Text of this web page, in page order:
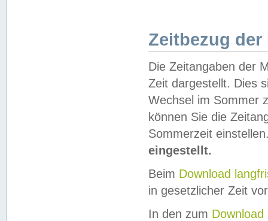
Zeitbezug der
Die Zeitangaben der
Zeit dargestellt. Dies
Wechsel im Sommer
können Sie die
Sommerzeit
eingestellt.
Beim Download
in gesetzlicher Zeit
In den zum Download